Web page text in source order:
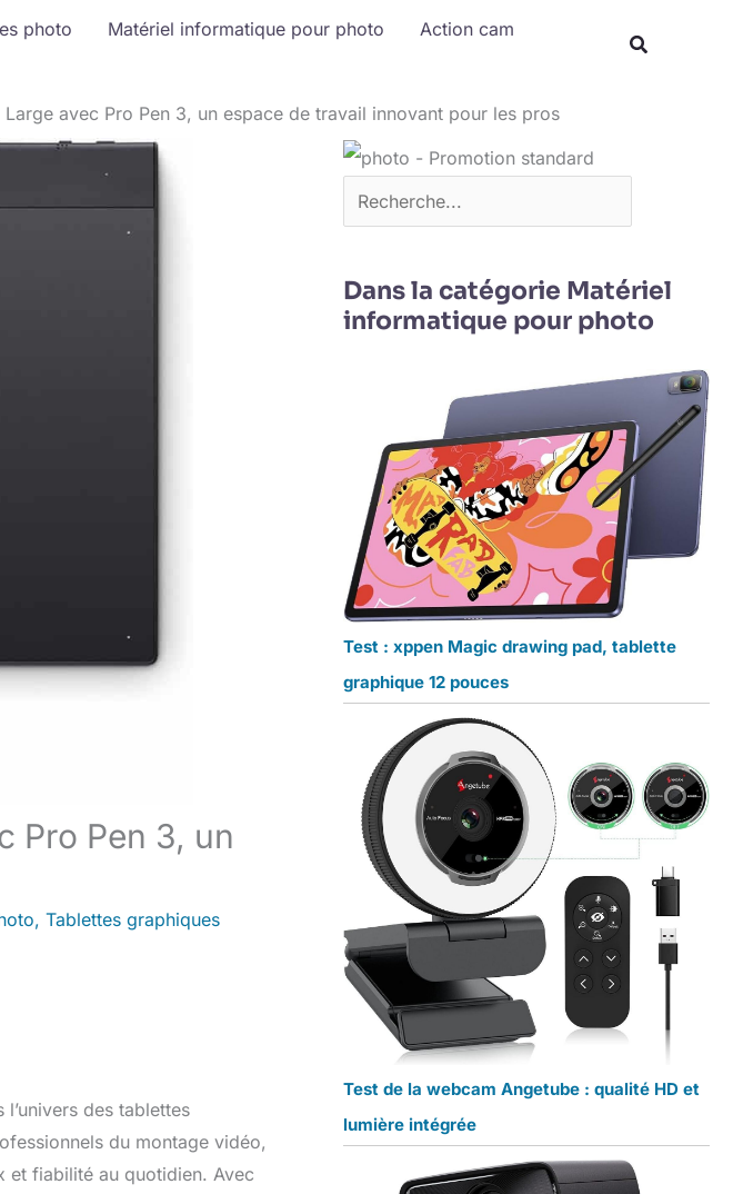
photo Matériel informatique pour photo
Action cam
avec Pro Pen 3, un espace de travail innovant pour les pros
Pro Pen 3, un
, Tablettes graphiques
des tablettes
du montage vidéo,
et fiabilité au quotidien. Avec
Rechercher
Dans la catégorie Matériel
informatique pour photo
Test : xppen Magic drawing pad, tablette
graphique 12 pouces
Test de la webcam Angetube : qualité HD et
lumière intégrée